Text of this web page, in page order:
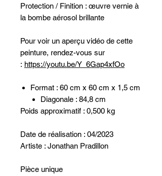
Protection / Finition : œuvre vernie à
la bombe aérosol brillante
Pour voir un aperçu vidéo de cette
peinture, rendez-vous sur
: https://youtu.be/Y_6Gap4xfOo
Format : 60 cm x 60 cm x 1,5 cm
Diagonale : 84,8 cm
Poids approximatif : 0,500 kg
Date de réalisation : 04/2023
Artiste : Jonathan Pradillon
Pièce unique